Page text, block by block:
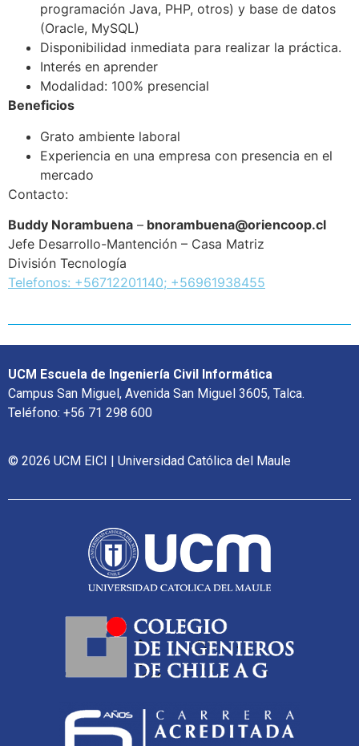
programación Java, PHP, otros) y base de datos
(Oracle, MySQL)
Disponibilidad inmediata para realizar la práctica.
Interés en aprender
Modalidad: 100% presencial
Beneficios
Grato ambiente laboral
Experiencia en una empresa con presencia en el
mercado
Contacto:
Buddy Norambuena – bnorambuena@oriencoop.cl
Jefe Desarrollo-Mantención – Casa Matriz
División Tecnología
Telefonos: +56712201140; +56961938455
UCM Escuela de Ingeniería Civil Informática
Campus San Miguel, Avenida San Miguel 3605, Talca.
Teléfono: +56 71 298 600
© 2026 UCM EICI | Universidad Católica del Maule